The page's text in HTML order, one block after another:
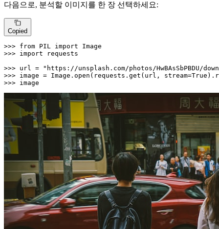
다음으로, 분석할 이미지를 한 장 선택하세요:
Copied
>>> from PIL import
>>> import requests
>>> url =
"https://unsplash.com/photos/HwBAsSbPBDU/
>>> image = Image. open (requests.get(url, stream=True
>>> image